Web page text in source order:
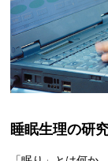
睡眠生理の研